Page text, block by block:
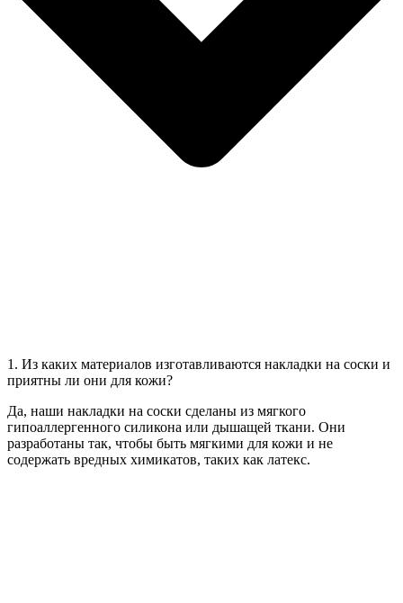
1. Из каких материалов изготавливаются накладки на соски и
приятны ли они для кожи?
Да, наши накладки на соски сделаны из мягкого
гипоаллергенного силикона или дышащей ткани. Они
разработаны так, чтобы быть мягкими для кожи и не
содержать вредных химикатов, таких как латекс.